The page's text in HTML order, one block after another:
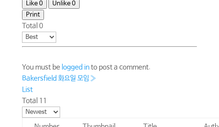
Like 0 Unlike 0
Print
Total 0
You must be logged into post a comment.
Bakersfield 화요일 모임 »
List
Total 11